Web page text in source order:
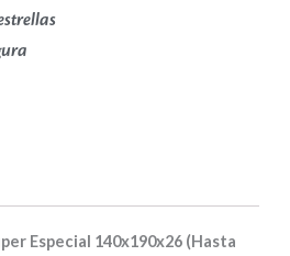
Especial 140x190x26 (Hasta